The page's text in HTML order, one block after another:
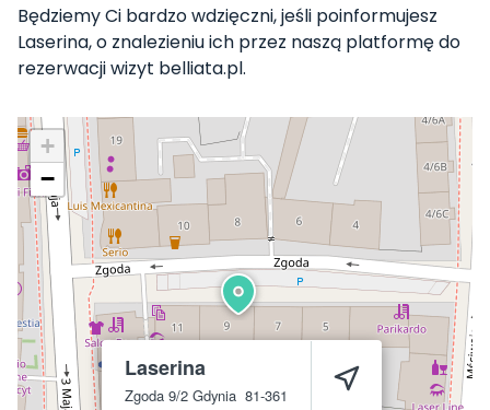
Będziemy Ci bardzo wdzięczni, jeśli poinformujesz
Laserina, o znalezieniu ich przez naszą platformę do
rezerwacji wizyt belliata.pl.
Laserina
Zgoda 9/2 Gdynia 81-361
+
−